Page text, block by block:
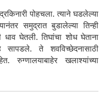
पोहचला. त्याने घडलेल्या
समुद्रात बुडालेल्या तिन्ही
धाव घेतली. तिघांचा शोध घेताना
सापडले. ते शवविच्छेदनासाठी
रुग्णालयाबाहेर खलाश्यांच्या